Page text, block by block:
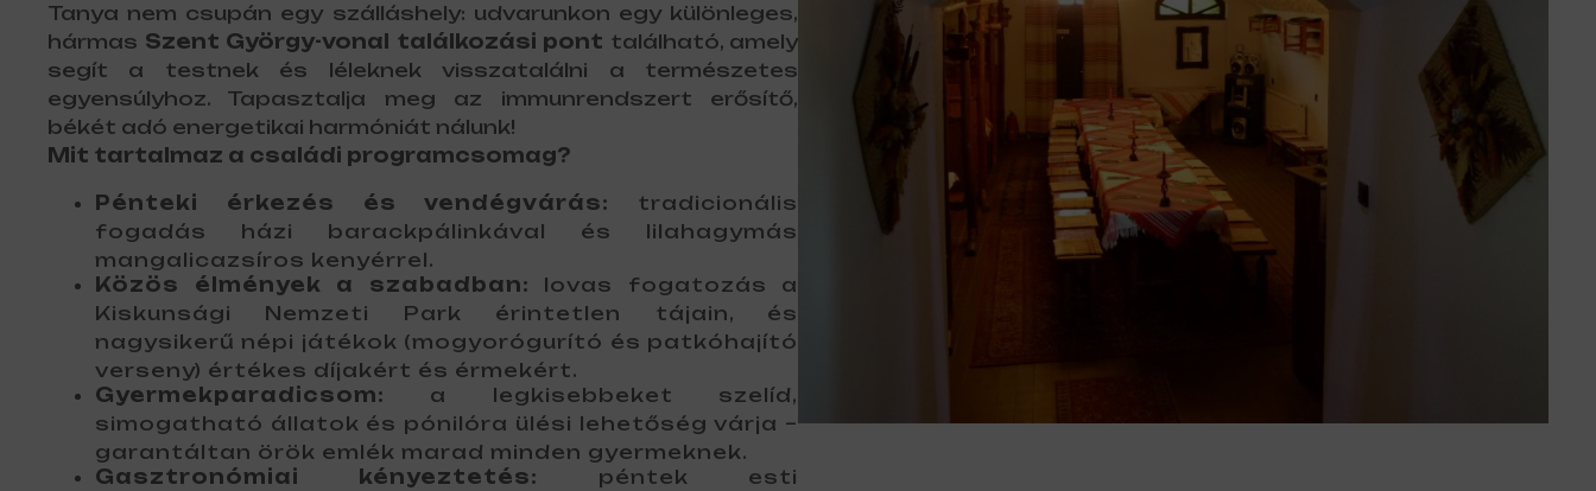
Tanya nem csupán egy szálláshely: udvarunkon egy különleges,
hármas Szent György-vonal találkozási pont található, amely
segít a testnek és léleknek visszatalálni a természetes
egyensúlyhoz. Tapasztalja meg az immunrendszert erősítő,
békét adó energetikai harmóniát nálunk!
Mit tartalmaz a családi programcsomag?
Pénteki érkezés és vendégvárás:
tradicionális
fogadás házi barackpálinkával és lilahagymás
mangalicazsíros kenyérrel.
Közös élmények a szabadban: lovas fogatozás a
Kiskunsági Nemzeti Park érintetlen tájain, és
nagysikerű népi játékok (mogyorógurító és patkóhajító
verseny) értékes díjakért és érmekért.
Gyermekparadicsom: a legkisebbeket szelíd,
simogatható állatok és pónilóra ülési lehetőség várja –
garantáltan örök emlék marad minden gyermeknek.
Gasztronómiai kényeztetés:
péntek esti